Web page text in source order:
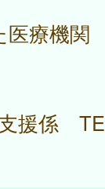
医療機関
援係